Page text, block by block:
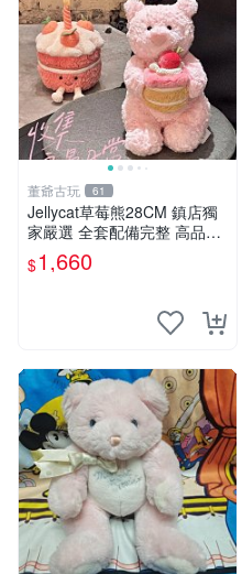
董爺古玩 61
Jellycat草莓熊28CM 鎮店獨
家嚴選 全套配備完整 高品質
收藏好物 紋章 玩具熊 定制熊
$1,660